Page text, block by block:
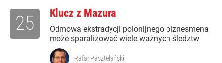
Klucz z Mazura
Odmowa ekstradycji polonijnego biznesmena
może sparaliżować wiele ważnych śledztw
25
Rafał Pasztelański